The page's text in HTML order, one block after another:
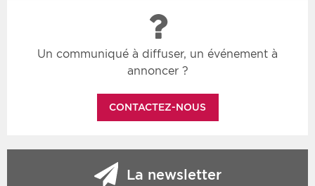
Un communiqué à diffuser, un événement à
annoncer ?
CONTACTEZ-NOUS
La newsletter